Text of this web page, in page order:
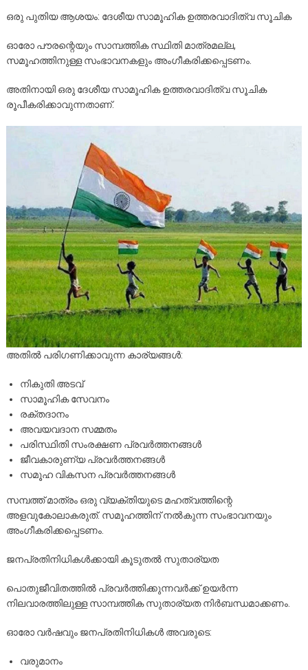
ഒരു പുതിയ ആശയം: ദേശീയ സാമൂഹിക ഉത്തരവാദിത്വ സൂചിക
ഓരോ പൗരന്റെയും സാമ്പത്തിക സ്ഥിതി മാത്രമല്ല,
സമൂഹത്തിനുള്ള സംഭാവനകളും അംഗീകരിക്കപ്പെടണം.
അതിനായി ഒരു ദേശീയ സാമൂഹിക ഉത്തരവാദിത്വ സൂചിക
രൂപീകരിക്കാവുന്നതാണ്.
അതിൽ പരിഗണിക്കാവുന്ന കാര്യങ്ങൾ:
നികുതി അടവ്
സാമൂഹിക സേവനം
രക്തദാനം
അവയവദാന സമ്മതം
പരിസ്ഥിതി സംരക്ഷണ പ്രവർത്തനങ്ങൾ
ജീവകാരുണ്യ പ്രവർത്തനങ്ങൾ
സമൂഹ വികസന പ്രവർത്തനങ്ങൾ
സമ്പത്ത് മാത്രം ഒരു വ്യക്തിയുടെ മഹത്വത്തിന്റെ
അളവുകോലാകരുത്. സമൂഹത്തിന് നൽകുന്ന സംഭാവനയും
അംഗീകരിക്കപ്പെടണം.
ജനപ്രതിനിധികൾക്കായി കൂടുതൽ സുതാര്യത
പൊതുജീവിതത്തിൽ പ്രവർത്തിക്കുന്നവർക്ക് ഉയർന്ന
നിലവാരത്തിലുള്ള സാമ്പത്തിക സുതാര്യത നിർബന്ധമാക്കണം.
ഓരോ വർഷവും ജനപ്രതിനിധികൾ അവരുടെ:
വരുമാനം